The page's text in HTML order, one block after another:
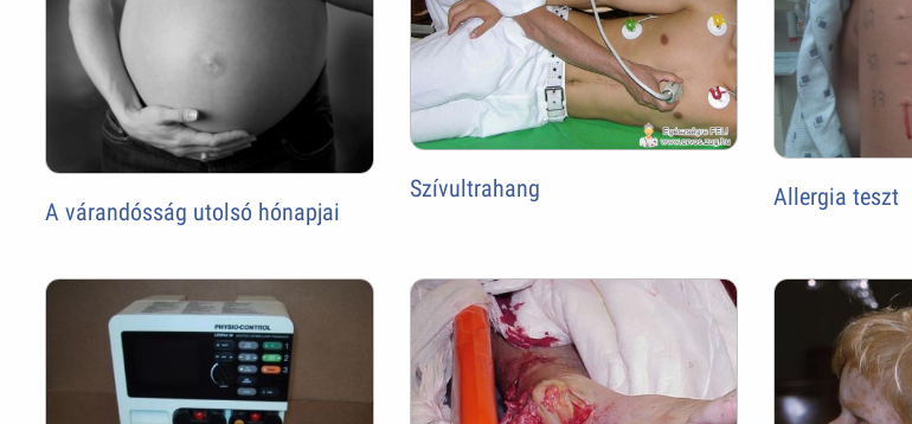
A várandósság utolsó hónapjai
Szívultrahang Allergia teszt